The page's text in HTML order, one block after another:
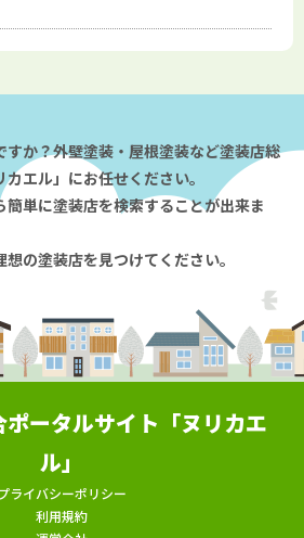
すか？外壁塗装・屋根塗装など塗装店総
エル」にお任せください。
単に塗装店を検索することが出来ま
の塗装店を見つけてください。
ータルサイト「ヌリカエ
ル」
ライバシーポリシー
利用規約